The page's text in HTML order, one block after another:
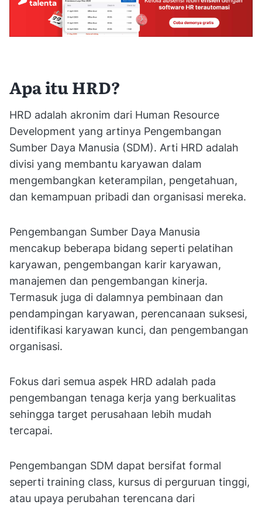
Apa itu HRD?
HRD adalah akronim dari Human Resource
Development yang artinya Pengembangan
Sumber Daya Manusia (SDM). Arti HRD adalah
divisi yang membantu karyawan dalam
mengembangkan keterampilan, pengetahuan,
dan kemampuan pribadi dan organisasi mereka.
Pengembangan Sumber Daya Manusia
mencakup beberapa bidang seperti pelatihan
karyawan, pengembangan karir karyawan,
manajemen dan pengembangan kinerja.
Termasuk juga di dalamnya pembinaan dan
pendampingan karyawan, perencanaan suksesi,
identifikasi karyawan kunci, dan pengembangan
organisasi.
Fokus dari semua aspek HRD adalah pada
pengembangan tenaga kerja yang berkualitas
sehingga target perusahaan lebih mudah
tercapai.
Pengembangan SDM dapat bersifat formal
seperti training class, kursus di perguruan tinggi,
atau upaya perubahan terencana dari